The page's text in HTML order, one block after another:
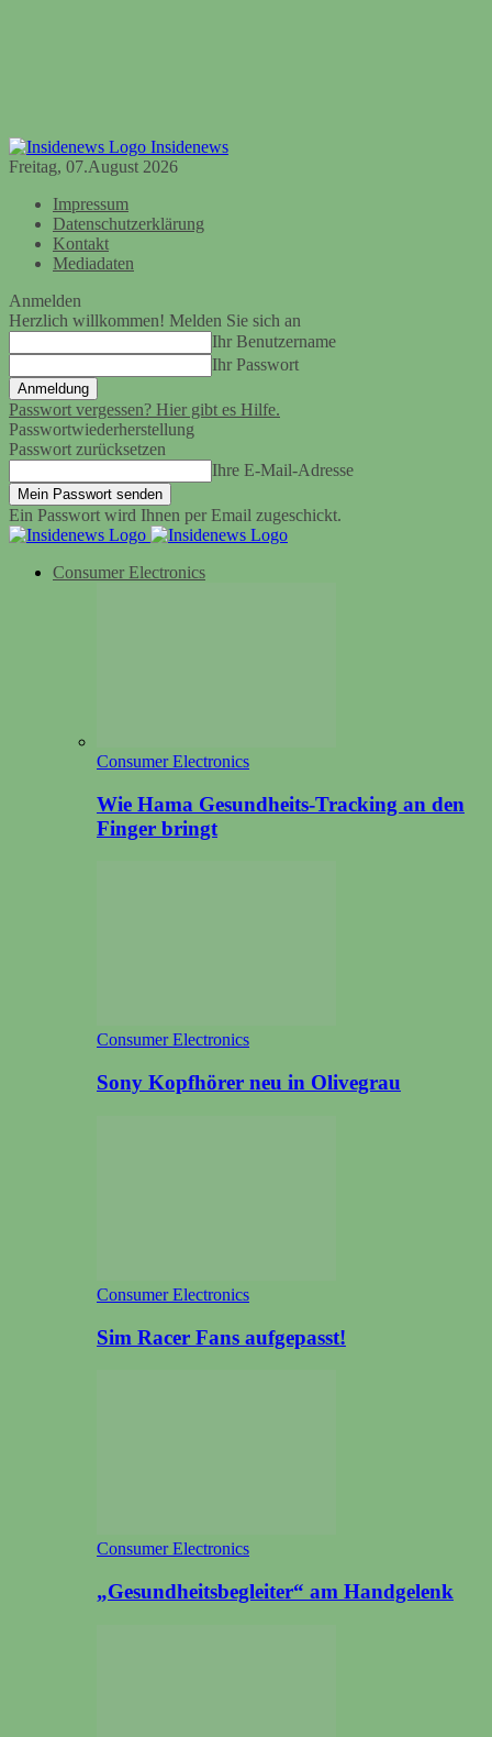
Insidenews
Freitag, 07.August 2026
Impressum
Datenschutzerklärung
Kontakt
Mediadaten
Anmelden
Herzlich willkommen! Melden Sie sich an
Ihr Benutzername
Ihr Passwort
Passwort vergessen? Hier gibt es Hilfe.
Passwortwiederherstellung
Passwort zurücksetzen
Ihre E-Mail-Adresse
Ein Passwort wird Ihnen per Email zugeschickt.
Consumer Electronics
Consumer Electronics
Wie Hama Gesundheits-Tracking an den
Finger bringt
Consumer Electronics
Sony Kopfhörer neu in Olivegrau
Consumer Electronics
Sim Racer Fans aufgepasst!
Consumer Electronics
„Gesundheitsbegleiter“ am Handgelenk